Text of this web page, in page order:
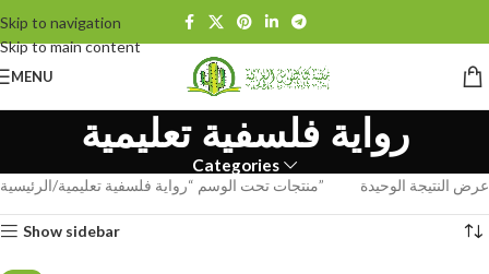
Skip to navigation
Skip to main content
MENU
رواية فلسفية تعليمية
Categories
الرئيسية منتجات تحت الوسم “رواية فلسفية تعليمية” عرض النتيجة الوحيدة
Show sidebar